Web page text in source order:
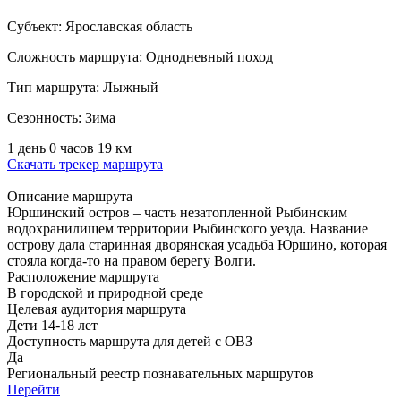
Субъект: Ярославская область
Сложность маршрута: Однодневный поход
Тип маршрута: Лыжный
Сезонность: Зима
1 день 0 часов 19 км
Скачать трекер маршрута
Описание маршрута
Юршинский остров – часть незатопленной Рыбинским
водохранилищем территории Рыбинского уезда. Название
острову дала старинная дворянская усадьба Юршино, которая
стояла когда-то на правом берегу Волги.
Расположение маршрута
В городской и природной среде
Целевая аудитория маршрута
Дети 14-18 лет
Доступность маршрута для детей с ОВЗ
Да
Региональный реестр познавательных маршрутов
Перейти